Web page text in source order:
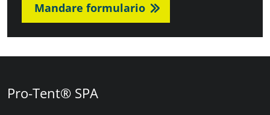
Mandare formulario
Pro-Tent® SPA